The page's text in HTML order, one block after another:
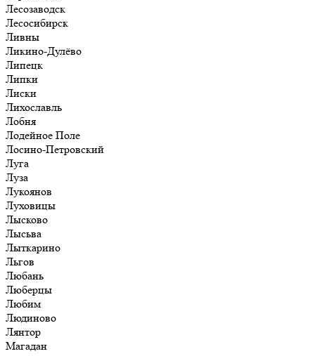
Лесозаводск
Лесосибирск
Ливны
Ликино-Дулёво
Липецк
Липки
Лиски
Лихославль
Лобня
Лодейное Поле
Лосино-Петровский
Луга
Луза
Лукоянов
Луховицы
Лысково
Лысьва
Лыткарино
Льгов
Любань
Люберцы
Любим
Людиново
Лянтор
Магадан